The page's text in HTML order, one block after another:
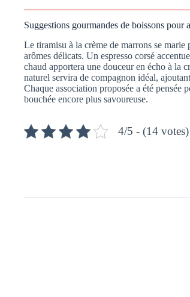
Suggestions gourmandes de boissons pour
Le tiramisu à la crème de marrons se
arômes délicats. Un espresso corsé
chaud apportera une douceur en écho à la
naturel servira de compagnon idéal,
Chaque association proposée a été pensée
bouchée encore plus savoureuse.
4/5 - (14 votes)